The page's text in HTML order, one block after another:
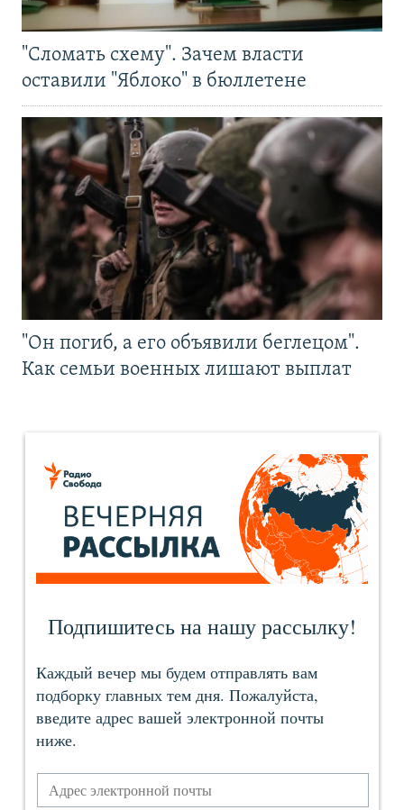
"Сломать схему". Зачем власти
оставили "Яблоко" в бюллетене
"Он погиб, а его объявили беглецом".
Как семьи военных лишают выплат